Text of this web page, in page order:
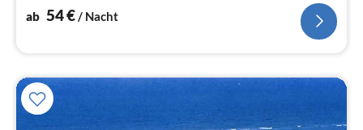
Chromecast), Schlafzimmer(Doppelbett)
ab 54€ / Nacht